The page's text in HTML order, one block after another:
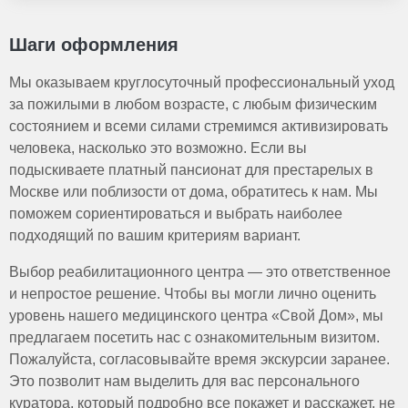
возможно проживание в VIP-комнатах для
повышенного комфорта.
пожилых.
тематических вечеров, концертов.
Групповые занятия: общение с другими постояльцами,
участие в кружках по интересам.
Такие активности помогают поддерживать активный образ
жизни, улучшать настроение и сохранять когнитивные
функции.
они часто нуждаются в помощи в повседневных делах:
одевании, гигиенических процедурах, приеме пищи и
передвижении. Также важно контролировать их
здоровье, включая измерение давления, уровня
сахара в крови, соблюдение режима приема лекарств
и профилактику осложнений, таких как пролежни. Уход
должен быть комплексным, учитывающим физическое
и эмоциональное состояние пожилого человека.
Шаги оформления
Мы оказываем круглосуточный профессиональный уход
за пожилыми в любом возрасте, с любым физическим
состоянием и всеми силами стремимся активизировать
человека, насколько это возможно. Если вы
подыскиваете платный пансионат для престарелых в
Москве или поблизости от дома, обратитесь к нам. Мы
поможем сориентироваться и выбрать наиболее
подходящий по вашим критериям вариант.
Выбор реабилитационного центра — это ответственное
и непростое решение. Чтобы вы могли лично оценить
уровень нашего медицинского центра «Свой Дом», мы
предлагаем посетить нас с ознакомительным визитом.
Пожалуйста, согласовывайте время экскурсии заранее.
Это позволит нам выделить для вас персонального
куратора, который подробно все покажет и расскажет, не